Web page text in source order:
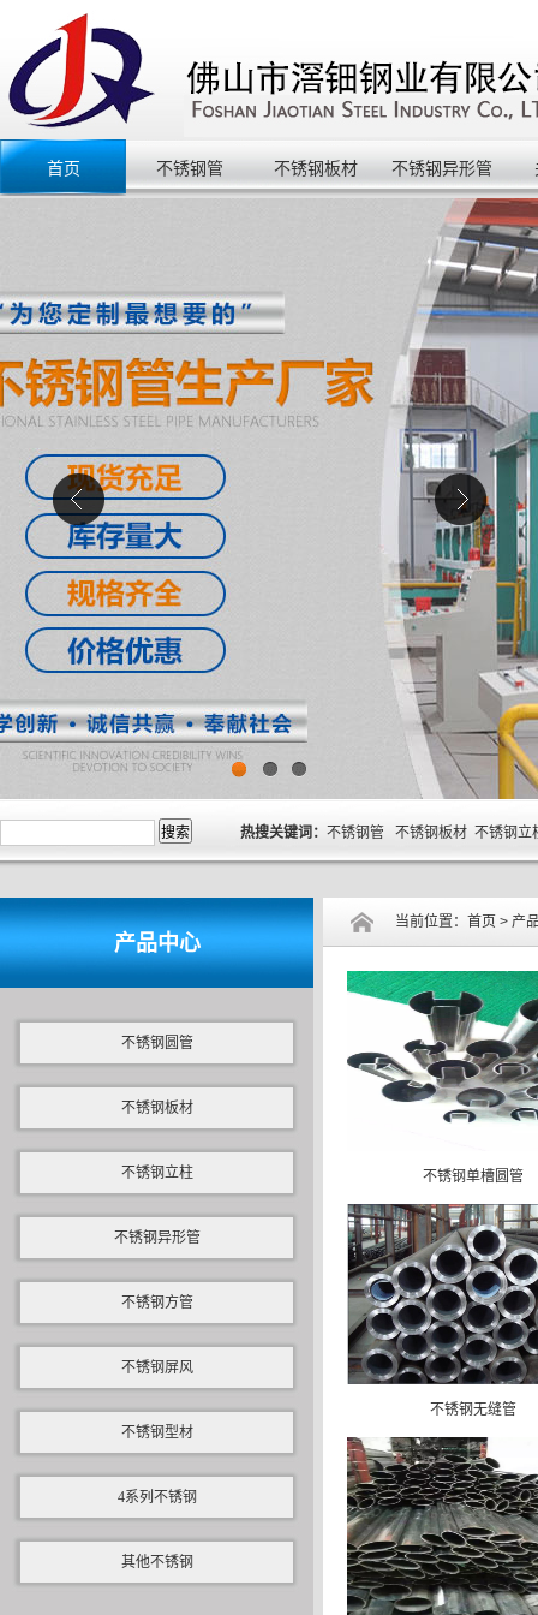
首页 不锈钢管 不锈钢板材 不锈钢异形管
热搜关键词： 不锈钢管 不锈钢板材 不锈钢立
产品中心
不锈钢圆管
不锈钢板材
不锈钢立柱
不锈钢异形管
不锈钢方管
不锈钢屏风
不锈钢型材
4系列不锈钢
其他不锈钢
当前位置： 首页 > 产
不锈钢单槽圆管
不锈钢无缝管